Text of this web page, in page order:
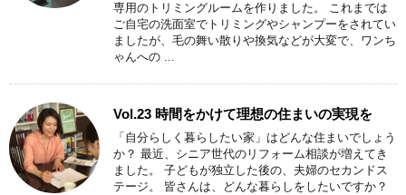
専用のトリミングルームを作りました。 これまでは
ご自宅の洗面室でトリミングやシャンプーをされてい
ましたが、毛の舞い散りや換気などが大変で、ワンち
ゃんへの ...
Vol.23 時間をかけて理想の住まいの実現を
「自分らしく暮らしたい家」はどんな住まいでしょう
か？ 最近、シニア世代のリフォーム相談が増えてき
ました。 子どもが独立した後の、夫婦のセカンドス
テージ。 皆さんは、どんな暮らしをしたいですか？